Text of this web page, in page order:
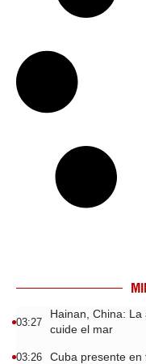
03:27
Hainan, China:
cuide el mar
03:26 Cuba presente en